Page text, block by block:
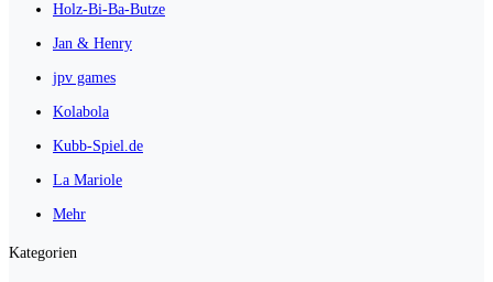
Holz-Bi-Ba-Butze
Jan & Henry
jpv games
Kolabola
Kubb-Spiel.de
La Mariole
Mehr
Kategorien